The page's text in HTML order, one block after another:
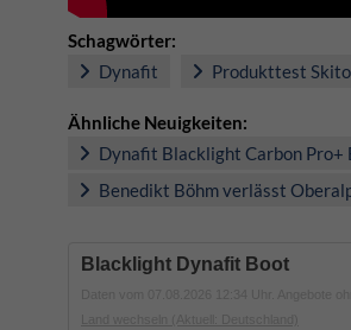
Schagwörter:
Dynafit
Produkttest
Ähnliche Neuigkeiten:
Dynafit Blacklight Carbon Pro+
Benedikt Böhm verlässt
Blacklight Dynafit Boot